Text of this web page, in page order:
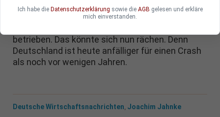
als Exportnation in einer trügerischen Sicherheit
gewogen. Statt die Kaufkraft der eigenen Bürger
betrieben. Das könnte sich nun rächen. Denn
Deutschland ist heute anfälliger für einen Crash
als noch vor wenigen Jahren.
Deutsche Wirtschaftsnachrichten, Joachim Jahnke
Ich habe die Datenschutzerklärung sowie die AGB gelesen und erkläre
mich einverstanden.